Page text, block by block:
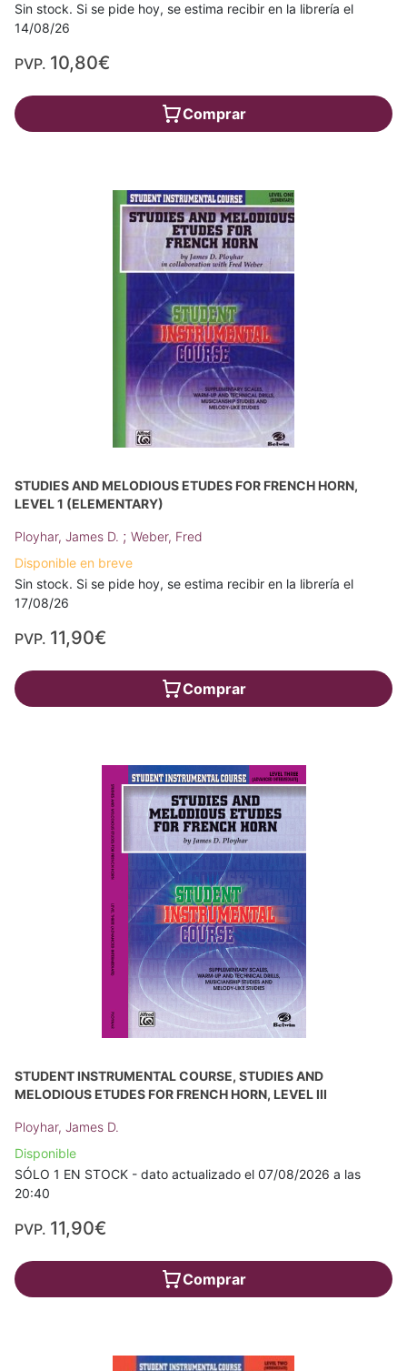
Sin stock. Si se pide hoy, se estima recibir en la librería el
14/08/26
PVP. 10,80€
Comprar
STUDIES AND MELODIOUS ETUDES FOR FRENCH HORN,
LEVEL 1 (ELEMENTARY)
Ployhar, James D. ; Weber, Fred
Disponible en breve
Sin stock. Si se pide hoy, se estima recibir en la librería el
17/08/26
PVP. 11,90€
Comprar
STUDENT INSTRUMENTAL COURSE, STUDIES AND
MELODIOUS ETUDES FOR FRENCH HORN, LEVEL III
Ployhar, James D.
Disponible
SÓLO 1 EN STOCK - dato actualizado el 07/08/2026 a las
20:40
PVP. 11,90€
Comprar